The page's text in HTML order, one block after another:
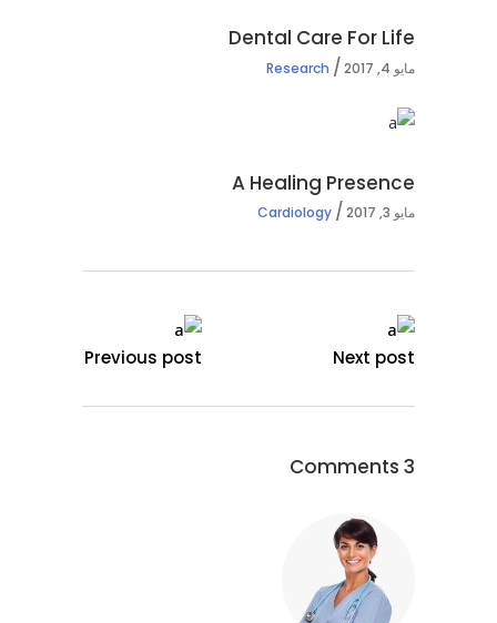
Dental Care For Life
مايو 4, 2017 Research
A Healing Presence
مايو 3, 2017 Cardiology
Previous post Next post
3 Comments